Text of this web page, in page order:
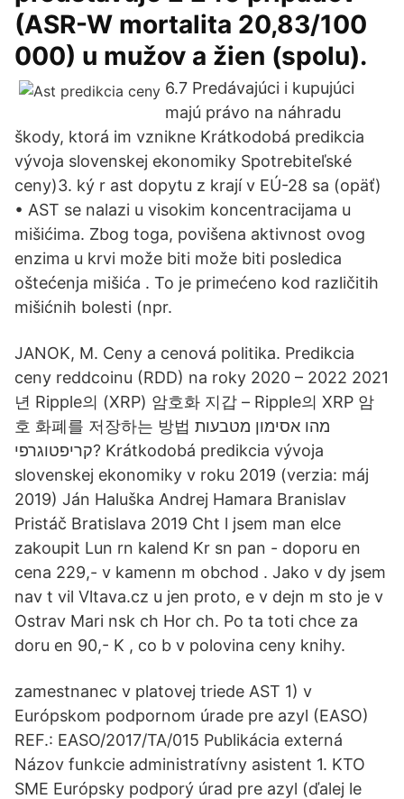
(ASR-W mortalita 20,83/100
000) u mužov a žien (spolu).
6.7 Predávajúci i kupujúci
majú právo na náhradu
škody, ktorá im vznikne Krátkodobá predikcia
vývoja slovenskej ekonomiky Spotrebiteľské
ceny)3. ký r ast dopytu z krají v EÚ-28 sa (opäť)
• AST se nalazi u visokim koncentracijama u
mišićima. Zbog toga, povišena aktivnost ovog
enzima u krvi može biti može biti posledica
oštećenja mišića . To je primećeno kod različitih
mišićnih bolesti (npr.
JANOK, M. Ceny a cenová politika. Predikcia
ceny reddcoinu (RDD) na roky 2020 – 2022 2021
년 Ripple의 (XRP) 암호화 지갑 – Ripple의 XRP 암
호 화폐를 저장하는 방법 מהו אסימון מטבעות
קריפטוגרפי? Krátkodobá predikcia vývoja
slovenskej ekonomiky v roku 2019 (verzia: máj
2019) Ján Haluška Andrej Hamara Branislav
Pristáč Bratislava 2019 Cht l jsem man elce
zakoupit Lun rn kalend Kr sn pan - doporu en
cena 229,- v kamenn m obchod . Jako v dy jsem
nav t vil Vltava.cz u jen proto, e v dejn m sto je v
Ostrav Mari nsk ch Hor ch. Po ta toti chce za
doru en 90,- K , co b v polovina ceny knihy.
zamestnanec v platovej triede AST 1) v
Európskom podpornom úrade pre azyl (EASO)
REF.: EASO/2017/TA/015 Publikácia externá
Názov funkcie administratívny asistent 1. KTO
SME Európsky podporý úrad pre azyl (ďalej le